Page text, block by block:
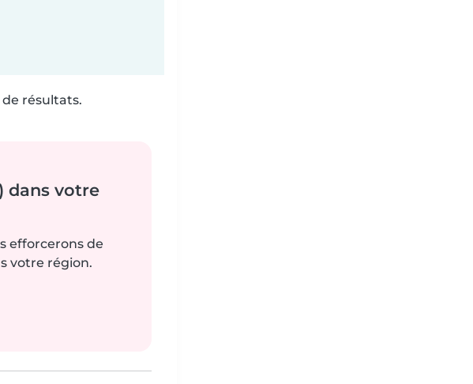
résultats.
dans votre
efforcerons de
votre région.